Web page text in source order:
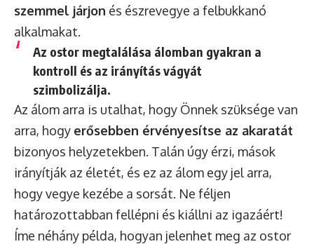
szemmel járjon és észrevegye a felbukkanó
alkalmakat.
Az ostor megtalálása álomban gyakran a
kontroll és az irányítás vágyát
szimbolizálja.
Az álom arra is utalhat, hogy Önnek szüksége van
arra, hogy erősebben érvényesítse az akaratát
bizonyos helyzetekben. Talán úgy érzi, mások
irányítják az életét, és ez az álom egy jel arra,
hogy vegye kezébe a sorsát. Ne féljen
határozottabban fellépni és kiállni az igazáért!
Íme néhány példa, hogyan jelenhet meg az ostor